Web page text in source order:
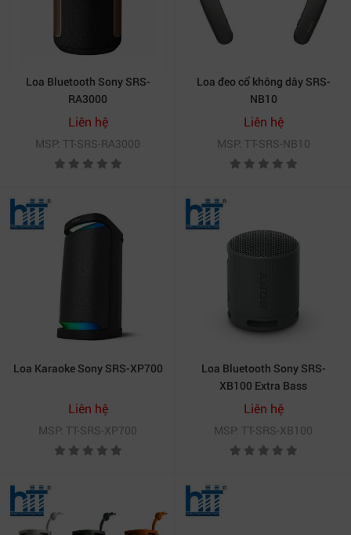
Loa Bluetooth Sony SRS-
RA3000
Liên hệ
MSP: TT-SRS-RA3000
Loa đeo cổ không dây SRS-
NB10
Liên hệ
MSP: TT-SRS-NB10
Loa Karaoke Sony SRS-XP700
Liên hệ
MSP: TT-SRS-XP700
Loa Bluetooth Sony SRS-
XB100 Extra Bass
Liên hệ
MSP: TT-SRS-XB100